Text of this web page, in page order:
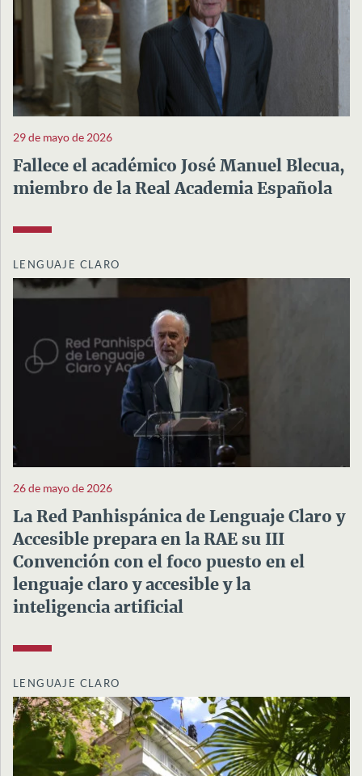
29 de mayo de 2026
Fallece el académico José Manuel Blecua,
miembro de la Real Academia Española
LENGUAJE CLARO
26 de mayo de 2026
La Red Panhispánica de Lenguaje Claro y
Accesible prepara en la RAE su III
Convención con el foco puesto en el
lenguaje claro y accesible y la
inteligencia artificial
LENGUAJE CLARO